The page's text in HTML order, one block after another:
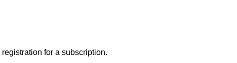
registration for a subscription.